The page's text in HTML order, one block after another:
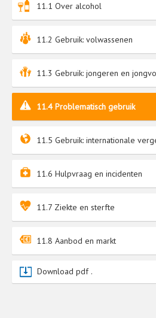
11.1 Over alcohol
11.2 Gebruik: volwassenen
11.3 Gebruik: jongeren en
11.4 Problematisch gebruik
11.5 Gebruik: internationale
11.6 Hulpvraag en incidenten
11.7 Ziekte en sterfte
11.8 Aanbod en markt
Download pdf .